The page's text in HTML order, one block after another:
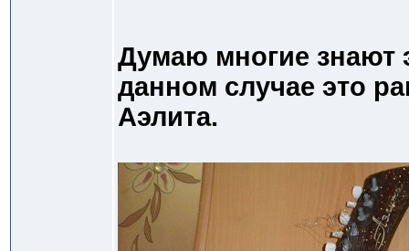
Думаю многие знают
данном случае это
Аэлита.